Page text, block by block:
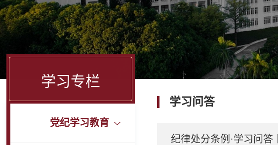
学习专栏
党纪学习教育
学习问答
纪律处分条例·学习问答